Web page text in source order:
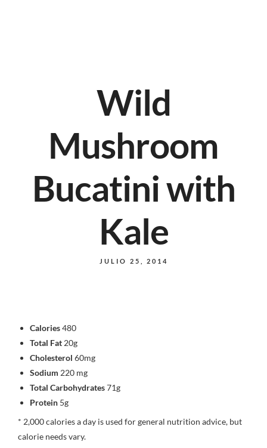
Wild
Mushroom
Bucatini with
Kale
JULIO 25, 2014
Calories480
Total Fat 20g
Cholesterol 60mg
Sodium 220 mg
Total Carbohydrates71g
Protein 5g
* 2,000 calories a day is used for general nutrition advice, but
calorie needs vary.